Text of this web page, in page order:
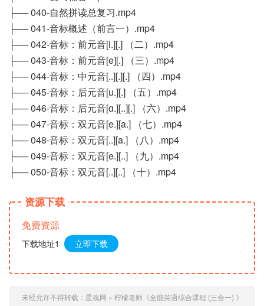
├── 040-自然拼读总复习.mp4
├── 041-音标概述（前言一）.mp4
├── 042-音标：前元音[i.][.] （二）.mp4
├── 043-音标：前元音[e][.] （三）.mp4
├── 044-音标：中元音[..][.][.] （四）.mp4
├── 045-音标：后元音[u.][.] （五）.mp4
├── 046-音标：后元音[ɑ.][..][.] （六）.mp4
├── 047-音标：双元音[e.][a.] （七）.mp4
├── 048-音标：双元音[..][a.] （八）.mp4
├── 049-音标：双元音[e.][..] （九）.mp4
├── 050-音标：双元音[..][..] （十）.mp4
资源下载
免费资源
下载地址1 立即下载
未经允许不得转载： 星魂网 » 柠檬老师《全能英语综合课程 (三合一) 》